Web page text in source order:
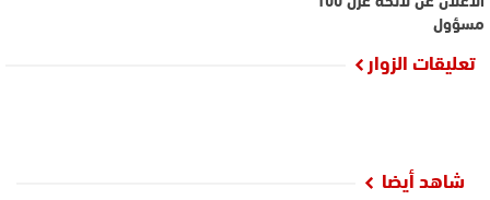
مسؤول
تعليقات الزوار
شاهد أيضا